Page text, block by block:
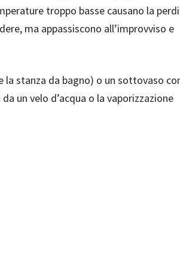
troppo basse causano la
ma appassiscono all’improvviso e
la stanza da bagno) o un sottovaso
un velo d’acqua o la vaporizzazione